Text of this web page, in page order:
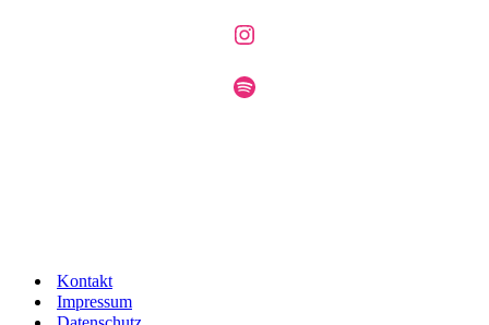
Instagram
Spotify
Kontakt
Impressum